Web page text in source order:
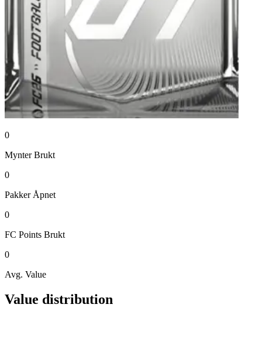
0
Mynter Brukt
0
Pakker Åpnet
0
FC Points Brukt
0
Avg. Value
Value distribution